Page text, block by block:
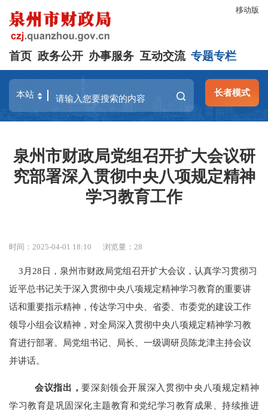
移动版
首页 政务公开 办事服务 互动交流 专题专栏
长者模式
泉州市财政局党组召开扩大会议研
究部署深入贯彻中央八项规定精神
学习教育工作
时间：2025-04-01 18:10 浏览量：28
3月28日，泉州市财政局党组召开扩大会议，认真学习贯彻习
近平总书记关于深入贯彻中央八项规定精神学习教育的重要讲
话和重要指示精神，传达学习中央、省委、市委党的建设工作
领导小组会议精神，对全局深入贯彻中央八项规定精神学习教
育进行部署。局党组书记、局长、一级调研员陈龙津主持会议
并讲话。
会议指出，要深刻领会开展深入贯彻中央八项规定精神
学习教育是巩固深化主题教育和党纪学习教育成果、持续推进